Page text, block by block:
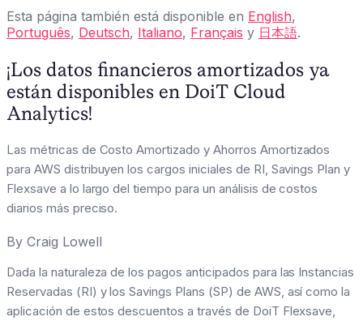
Esta página también está disponible en English,
Português, Deutsch, Italiano, Français y 日本語.
¡Los datos financieros amortizados ya
están disponibles en DoiT Cloud
Analytics!
Las métricas de Costo Amortizado y Ahorros Amortizados
para AWS distribuyen los cargos iniciales de RI, Savings Plan y
Flexsave a lo largo del tiempo para un análisis de costos
diarios más preciso.
By Craig Lowell
Dada la naturaleza de los pagos anticipados para las Instancias
Reservadas (RI) y los Savings Plans (SP) de AWS, así como la
aplicación de estos descuentos a través de DoiT Flexsave,